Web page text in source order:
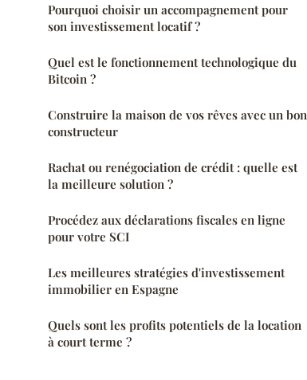
Pourquoi choisir un accompagnement pour
son investissement locatif ?
Quel est le fonctionnement technologique du
Bitcoin ?
Construire la maison de vos rêves avec un bon
constructeur
Rachat ou renégociation de crédit : quelle est
la meilleure solution ?
Procédez aux déclarations fiscales en ligne
pour votre SCI
Les meilleures stratégies d'investissement
immobilier en Espagne
Quels sont les profits potentiels de la location
à court terme ?